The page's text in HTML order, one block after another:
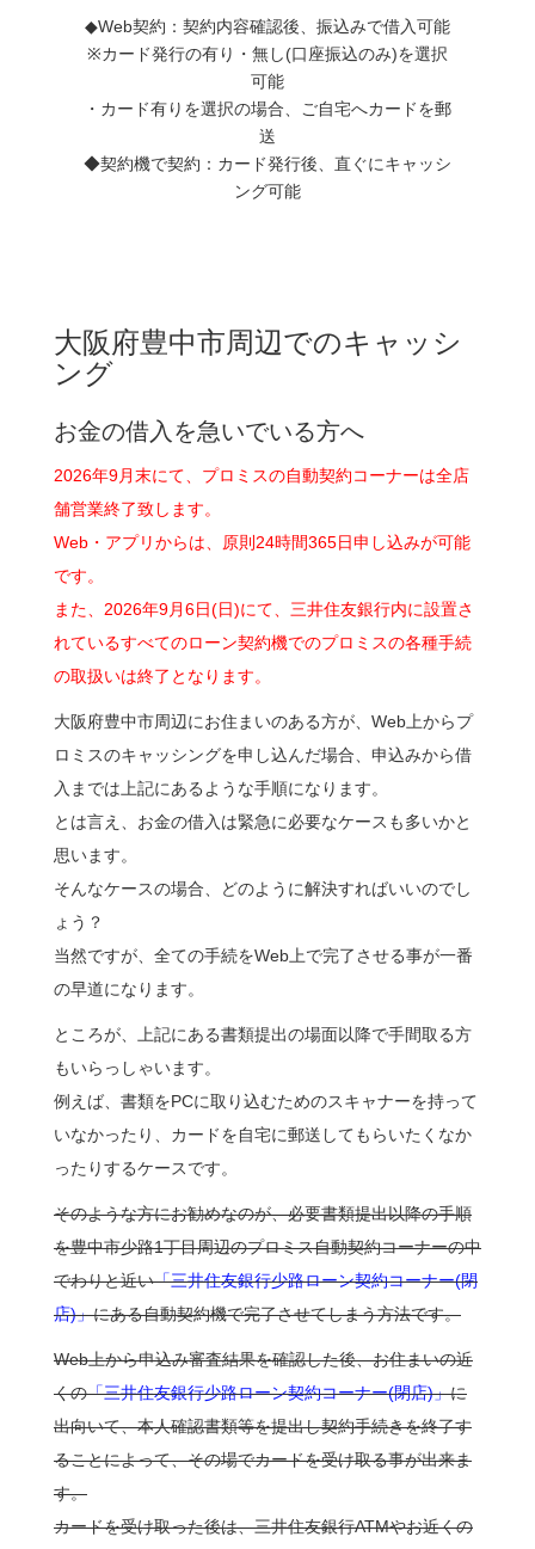
◆Web契約：契約内容確認後、振込みで借入可能
※カード発行の有り・無し(口座振込のみ)を選択
可能
・カード有りを選択の場合、ご自宅へカードを郵
送
◆契約機で契約：カード発行後、直ぐにキャッシ
ング可能
大阪府豊中市周辺でのキャッシ
ング
お金の借入を急いでいる方へ
2026年9月末にて、プロミスの自動契約コーナーは全店
舗営業終了致します。
Web・アプリからは、原則24時間365日申し込みが可能
です。
また、2026年9月6日(日)にて、三井住友銀行内に設置さ
れているすべてのローン契約機でのプロミスの各種手続
の取扱いは終了となります。
大阪府豊中市周辺にお住まいのある方が、Web上からプ
ロミスのキャッシングを申し込んだ場合、申込みから借
入までは上記にあるような手順になります。
とは言え、お金の借入は緊急に必要なケースも多いかと
思います。
そんなケースの場合、どのように解決すればいいのでし
ょう？
当然ですが、全ての手続をWeb上で完了させる事が一番
の早道になります。
ところが、上記にある書類提出の場面以降で手間取る方
もいらっしゃいます。
例えば、書類をPCに取り込むためのスキャナーを持って
いなかったり、カードを自宅に郵送してもらいたくなか
ったりするケースです。
そのような方にお勧めなのが、必要書類提出以降の手順
を豊中市少路1丁目周辺のプロミス自動契約コーナーの中
でわりと近い「三井住友銀行少路ローン契約コーナー(閉
店)」にある自動契約機で完了させてしまう方法です。
Web上から申込み審査結果を確認した後、お住まいの近
くの「三井住友銀行少路ローン契約コーナー(閉店)」に
出向いて、本人確認書類等を提出し契約手続きを終了す
ることによって、その場でカードを受け取る事が出来ま
す。
カードを受け取った後は、三井住友銀行ATMやお近くの